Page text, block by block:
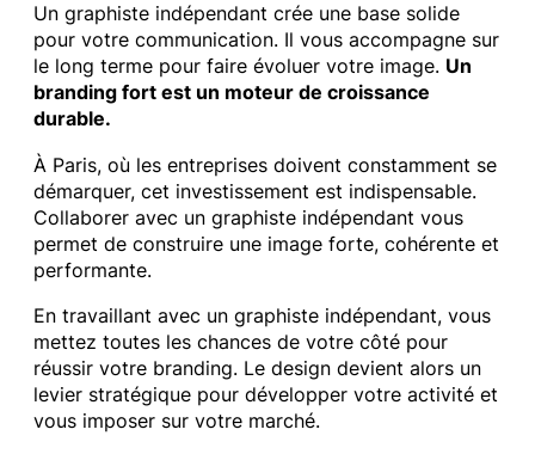
Un graphiste indépendant crée une base solide
pour votre communication. Il vous accompagne sur
le long terme pour faire évoluer votre image. Un
branding fort est un moteur de croissance
durable.
À Paris, où les entreprises doivent constamment se
démarquer, cet investissement est indispensable.
Collaborer avec un graphiste indépendant vous
permet de construire une image forte, cohérente et
performante.
En travaillant avec un graphiste indépendant, vous
mettez toutes les chances de votre côté pour
réussir votre branding. Le design devient alors un
levier stratégique pour développer votre activité et
vous imposer sur votre marché.